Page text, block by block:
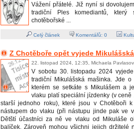
Vážení přátelé. Již nyní si
tradiční Ples komediantů, který
chotěbořské ...
Celý článek Komentářů: 0
Z Chotěboře opět vyjede
22. listopad 2024, 12:35, Michaela
V sobotu 30. listopadu 2024
tradiční Mikulášská mašinka. Jde
kterém se setkáte s Mikulášem a
vlaku platí speciální jízdenky (v ceně
starší jednoho roku), které jsou v Chotěboři
nástupem do vlaku (při nástupu jinde pak ve
Dětští účastníci za ně ve vlaku od Mikuláše
balíček. Zároveň mohou všichni jejich držitelé